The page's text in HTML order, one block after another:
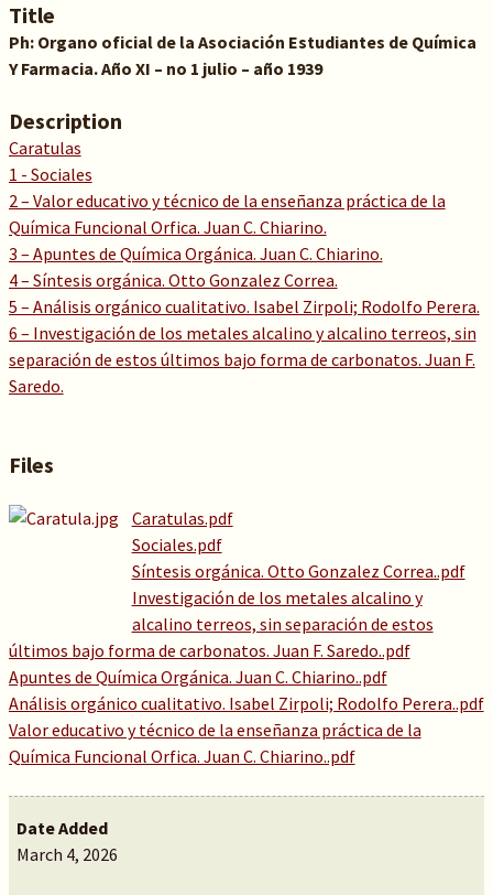
Title
Ph: Organo oficial de la Asociación Estudiantes de Química
Y Farmacia. Año XI – no 1 julio – año 1939
Description
Caratulas
1 - Sociales
2 – Valor educativo y técnico de la enseñanza práctica de la
Química Funcional Orfica. Juan C. Chiarino.
3 – Apuntes de Química Orgánica. Juan C. Chiarino.
4 – Síntesis orgánica. Otto Gonzalez Correa.
5 – Análisis orgánico cualitativo. Isabel Zirpoli; Rodolfo Perera.
6 – Investigación de los metales alcalino y alcalino terreos, sin
separación de estos últimos bajo forma de carbonatos. Juan F.
Saredo.
Files
Caratulas.pdf
Sociales.pdf
Síntesis orgánica. Otto Gonzalez Correa..pdf
Investigación de los metales alcalino y
alcalino terreos, sin separación de estos
últimos bajo forma de carbonatos. Juan F. Saredo..pdf
Apuntes de Química Orgánica. Juan C. Chiarino..pdf
Análisis orgánico cualitativo. Isabel Zirpoli; Rodolfo Perera..pdf
Valor educativo y técnico de la enseñanza práctica de la
Química Funcional Orfica. Juan C. Chiarino..pdf
Date Added
March 4, 2026